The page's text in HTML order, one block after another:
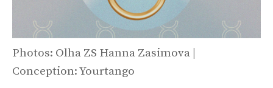
Photos: Olha ZS Hanna Zasimova |
Conception: Yourtango